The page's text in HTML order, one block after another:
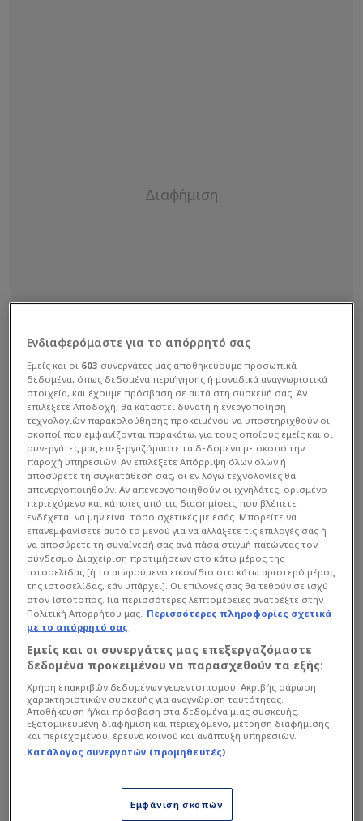
«Παίξαμε από το πρώτο λεπτό
στο όριο του φάουλ»
Ο Ρογκαβόπουλος έδωσε τα εύσημα στην
αμυντική λειτουργία του Παναθηναϊκού, η οποία
αποτέλεσε το βασικό «κλειδί» της νίκης.
Διαβάστε επίσης...
Αρπάχτηκε με Αρώνη στο
ΟΑΚΑ ο Μπαρτζώκας-
Ακούγονταν οι φωνές στην
ΕΡΤ (Vd)
Παναθηναϊκός: Αποθέωσε
Γιαννακόπουλο ο Σαρπ
Αταμάν (ΦΩΤΟ)
«Παίξαμε πολύ δυνατά στην άμυνα, από το
Ενδιαφερόμαστε για το απόρρητό σας
Εμείς και οι 603 συνεργάτες μας αποθηκεύουμε προσωπικά
δεδομένα, όπως δεδομένα περιήγησης ή μοναδικά αναγνωριστικά
στοιχεία, και έχουμε πρόσβαση σε αυτά στη συσκευή σας. Αν
επιλέξετε Αποδοχή, θα καταστεί δυνατή η ενεργοποίηση
τεχνολογιών παρακολούθησης προκειμένου να υποστηριχθούν οι
σκοποί που εμφανίζονται παρακάτω, για τους οποίους εμείς και οι
συνεργάτες μας επεξεργαζόμαστε τα δεδομένα με σκοπό την
παροχή υπηρεσιών. Αν επιλέξετε Απόρριψη όλων όλων ή
αποσύρετε τη συγκατάθεσή σας, οι εν λόγω τεχνολογίες θα
απενεργοποιηθούν. Αν απενεργοποιηθούν οι ιχνηλάτες, ορισμένο
περιεχόμενο και κάποιες από τις διαφημίσεις που βλέπετε
ενδέχεται να μην είναι τόσο σχετικές με εσάς. Μπορείτε να
επανεμφανίσετε αυτό το μενού για να αλλάξετε τις επιλογές σας ή
να αποσύρετε τη συναίνεσή σας ανά πάσα στιγμή πατώντας τον
σύνδεσμο Διαχείριση προτιμήσεων στο κάτω μέρος της
ιστοσελίδας [ή το αιωρούμενο εικονίδιο στο κάτω αριστερό μέρος
της ιστοσελίδας, εάν υπάρχει]. Οι επιλογές σας θα τεθούν σε ισχύ
στον Ιστότοπος. Για περισσότερες λεπτομέρειες ανατρέξτε στην
Πολιτική Απορρήτου μας. Περισσότερες πληροφορίες σχετικά
με το απόρρητό σας
Εμείς και οι συνεργάτες μας επεξεργαζόμαστε
δεδομένα προκειμένου να παρασχεθούν τα εξής:
Χρήση επακριβών δεδομένων γεωεντοπισμού. Ακριβής σάρωση
χαρακτηριστικών συσκευής για αναγνώριση ταυτότητας.
Αποθήκευση ή/και πρόσβαση στα δεδομένα μιας συσκευής.
Εξατομικευμένη διαφήμιση και περιεχόμενο, μέτρηση διαφήμισης
και περιεχομένου, έρευνα κοινού και ανάπτυξη υπηρεσιών.
Κατάλογος συνεργατών (προμηθευτές)
Εμφάνιση σκοπών